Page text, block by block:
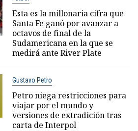
Esta es la millonaria cifra que
Santa Fe ganó por avanzar a
octavos de final de la
Sudamericana en la que se
medirá ante River Plate
Gustavo Petro
Petro niega restricciones para
viajar por el mundo y
versiones de extradición tras
carta de Interpol